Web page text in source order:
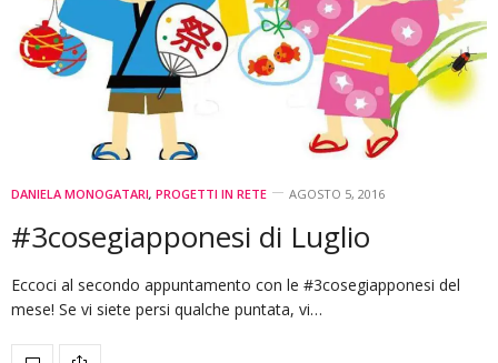
DANIELA MONOGATARI, PROGETTI IN RETE AGOSTO 5, 2016
#3cosegiapponesi di Luglio
Eccoci al secondo appuntamento con le #3cosegiapponesi del
mese! Se vi siete persi qualche puntata, vi…